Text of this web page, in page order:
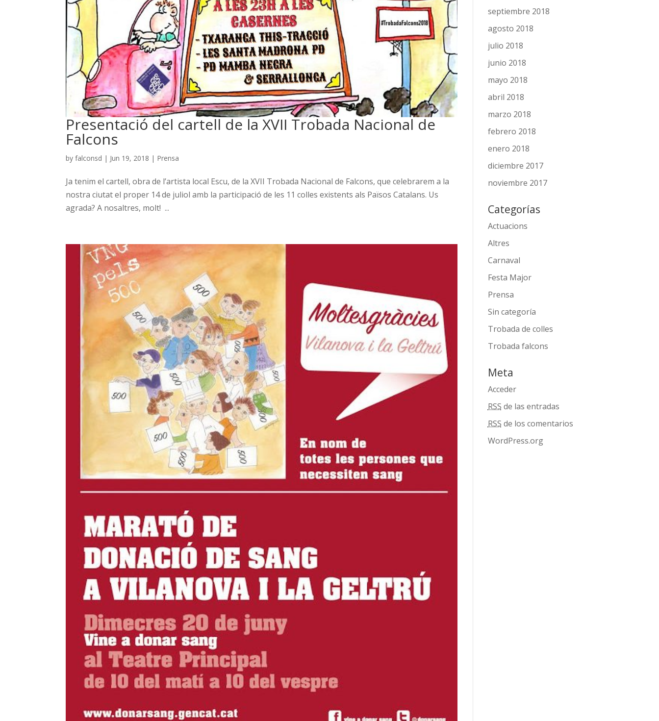
Presentació del cartell de la XVII Trobada Nacional de
Falcons
byfalconsd | Jun 19, 2018 | Prensa
Ja tenim el cartell, obra de l’artista local Escu, de la XVII Trobada Nacional de Falcons, que celebrarem a la
nostra ciutat el proper 14 de juliol amb la participació de les 11 colles existents als Països Catalans. Us
agrada? A nosaltres, molt! ...
septiembre 2018
agosto 2018
julio 2018
junio 2018
mayo 2018
abril 2018
marzo 2018
febrero 2018
enero 2018
diciembre 2017
noviembre 2017
Categorías
Actuacions
Altres
Carnaval
Festa Major
Prensa
Sin categoría
Trobada de colles
Trobada falcons
Meta
Acceder
RSS de las entradas
RSS de los comentarios
WordPress.org